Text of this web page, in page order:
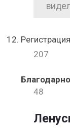
207
48